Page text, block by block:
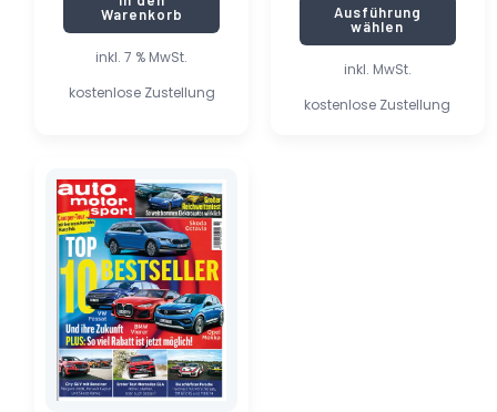
inkl. 7 % MwSt.
kostenlose Zustellung
Warenkorb
inkl. MwSt.
kostenlose Zustellung
Ausführung
wählen
Produkt
weist
mehrere
Varianten
auf.
Die
Optionen
können
auf
der